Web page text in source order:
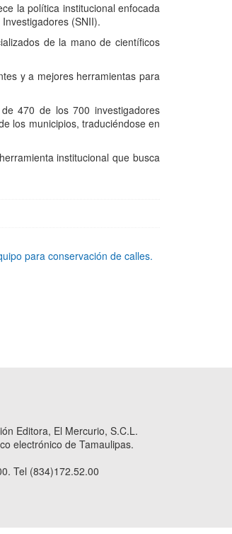
la política institucional enfocada
(SNII).
de la mano de científicos
y a mejores herramientas para
470 de los 700 investigadores
los municipios, traduciéndose en
institucional que busca
para conservación de calles.
Editora, El Mercurio, S.C.L.
electrónico de Tamaulipas.
Tel (834)172.52.00